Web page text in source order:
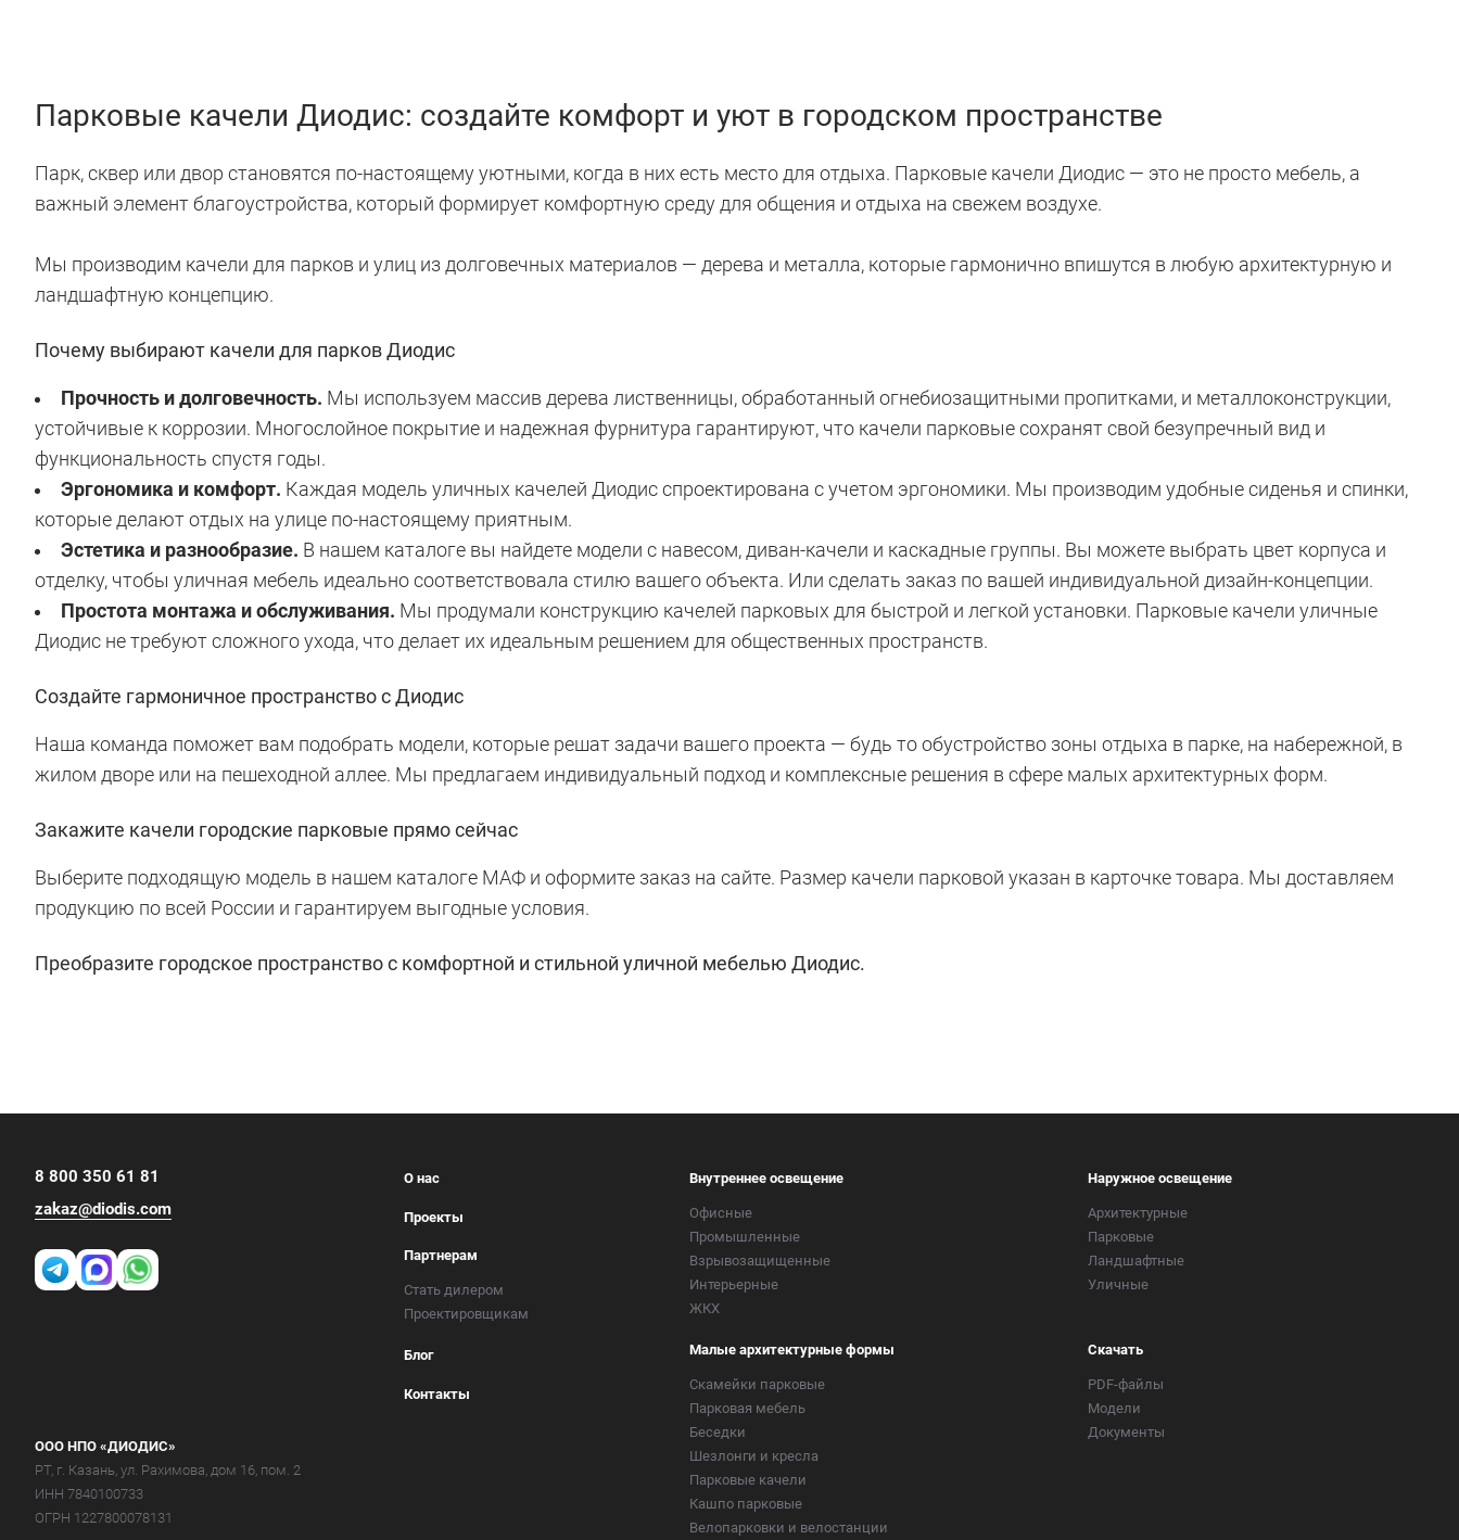
Парковые качели Диодис: создайте комфорт и уют в городском пространстве
Парк, сквер или двор становятся по-настоящему уютными, когда в них есть место для отдыха. Парковые качели Диодис — это не просто мебель, а
важный элемент благоустройства, который формирует комфортную среду для общения и отдыха на свежем воздухе.
Мы производим качели для парков и улиц из долговечных материалов — дерева и металла, которые гармонично впишутся в любую архитектурную и
ландшафтную концепцию.
Почему выбирают качели для парков Диодис
Прочность и долговечность. Мы используем массив дерева лиственницы, обработанный огнебиозащитными пропитками, и металлоконструкции,
устойчивые к коррозии. Многослойное покрытие и надежная фурнитура гарантируют, что качели парковые сохранят свой безупречный вид и
функциональность спустя годы.
Эргономика и комфорт. Каждая модель уличных качелей Диодис спроектирована с учетом эргономики. Мы производим удобные сиденья и спинки,
которые делают отдых на улице по-настоящему приятным.
Эстетика и разнообразие. В нашем каталоге вы найдете модели с навесом, диван-качели и каскадные группы. Вы можете выбрать цвет корпуса и
отделку, чтобы уличная мебель идеально соответствовала стилю вашего объекта. Или сделать заказ по вашей индивидуальной дизайн-концепции.
Простота монтажа и обслуживания. Мы продумали конструкцию качелей парковых для быстрой и легкой установки. Парковые качели уличные
Диодис не требуют сложного ухода, что делает их идеальным решением для общественных пространств.
Создайте гармоничное пространство с Диодис
Наша команда поможет вам подобрать модели, которые решат задачи вашего проекта — будь то обустройство зоны отдыха в парке, на набережной, в
жилом дворе или на пешеходной аллее. Мы предлагаем индивидуальный подход и комплексные решения в сфере малых архитектурных форм.
Закажите качели городские парковые прямо сейчас
Выберите подходящую модель в нашем каталоге МАФ и оформите заказ на сайте. Размер качели парковой указан в карточке товара. Мы доставляем
продукцию по всей России и гарантируем выгодные условия.
Преобразите городское пространство с комфортной и стильной уличной мебелью Диодис.
8 800 350 61 81
zakaz@diodis.com
ООО НПО «ДИОДИС»
РТ, г. Казань, ул. Рахимова, дом 16, пом. 2
ИНН 7840100733
ОГРН 1227800078131
О нас
Проекты
Партнерам
Стать дилером
Проектировщикам
Блог
Контакты
Внутреннее освещение
Офисные
Промышленные
Взрывозащищенные
Интерьерные
ЖКХ
Наружное освещение
Архитектурные
Парковые
Ландшафтные
Уличные
Малые архитектурные формы
Скамейки парковые
Парковая мебель
Беседки
Шезлонги и кресла
Парковые качели
Кашпо парковые
Велопарковки и велостанции
Скачать
PDF-файлы
Модели
Документы